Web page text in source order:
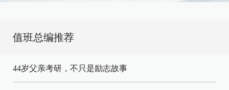
值班总编推荐
44岁父亲考研，不只是励志故事